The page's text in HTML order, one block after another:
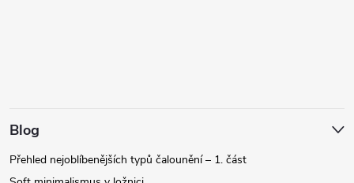
Blog
Přehled nejoblíbenějších typů čalounění – 1. část